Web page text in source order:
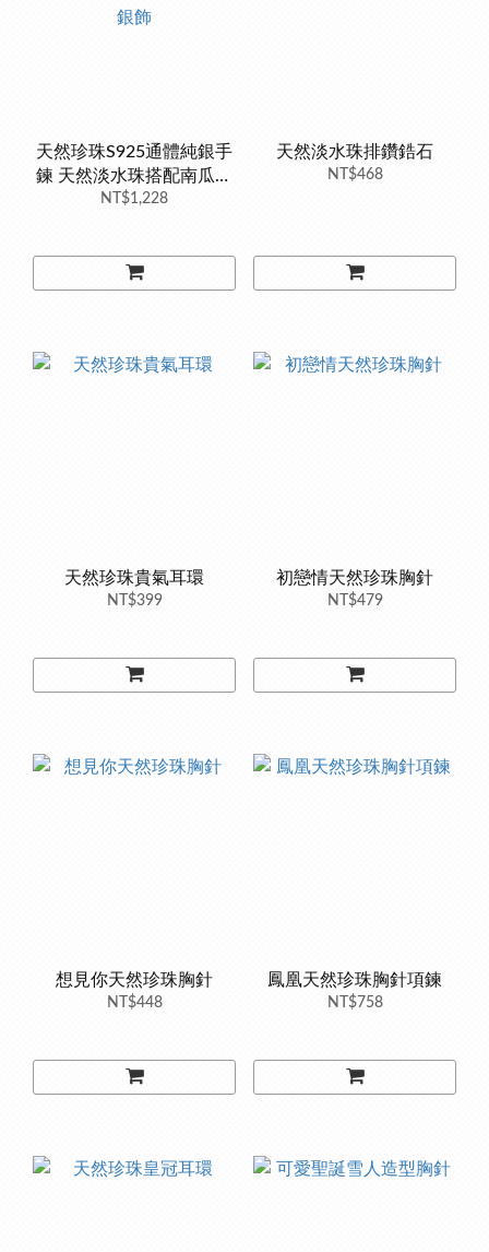
天然珍珠S925通體純銀手
鍊 天然淡水珠搭配南瓜車
花小銀珠 獨特造型 銀樓銀
NT$1,228
天然淡水珠排鑽鋯石
NT$468
天然珍珠貴氣耳環
NT$399
初戀情天然珍珠胸針
NT$479
想見你天然珍珠胸針
NT$448
鳳凰天然珍珠胸針項鍊
NT$758